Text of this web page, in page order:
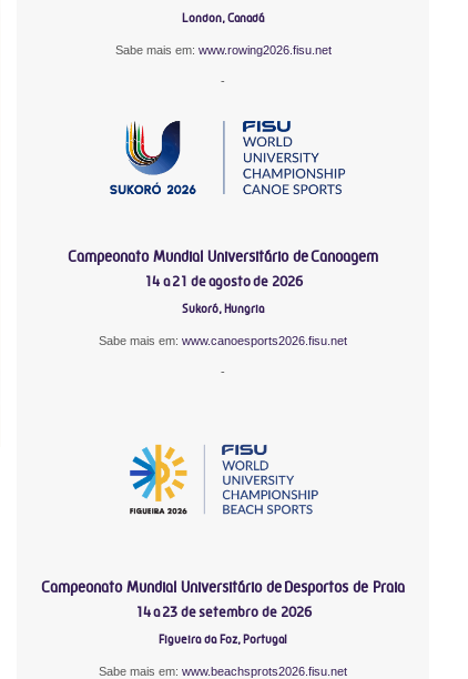
London, Canadá
Sabe mais em: www.rowing2026.fisu.net
-
Campeonato Mundial Universitário de Canoagem
14 a 21 de agosto de 2026
Sukoró, Hungria
Sabe mais em:www.canoesports2026.fisu.net
-
Campeonato Mundial Universitário de Desportos de Praia
14 a 23 de setembro de 2026
Figueira da Foz, Portugal
Sabe mais em:www.beachsprots2026.fisu.net